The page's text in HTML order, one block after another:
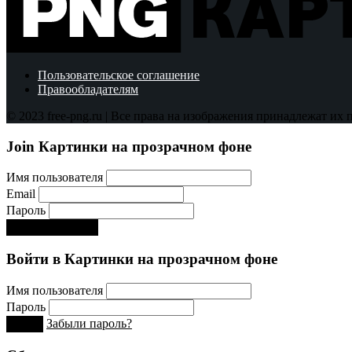
Пользовательское соглашение
Правообладателям
© 2023 free-png.ru | Все права на изображения принадлежат их
Join Картинки на прозрачном фоне
Имя пользователя
Email
Пароль
Войти в Картинки на прозрачном фоне
Имя пользователя
Пароль
Забыли пароль?